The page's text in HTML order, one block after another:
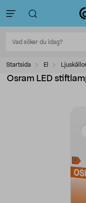
Startsida El
Osram LED